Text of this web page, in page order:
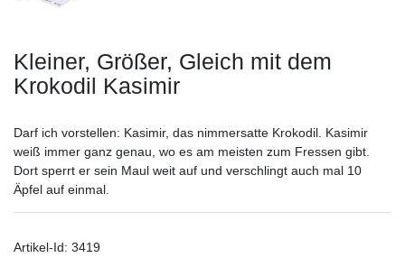
Kleiner, Größer, Gleich mit dem
Krokodil Kasimir
Darf ich vorstellen: Kasimir, das nimmersatte Krokodil. Kasimir
weiß immer ganz genau, wo es am meisten zum Fressen gibt.
Dort sperrt er sein Maul weit auf und verschlingt auch mal 10
Äpfel auf einmal.
Artikel-Id: 3419